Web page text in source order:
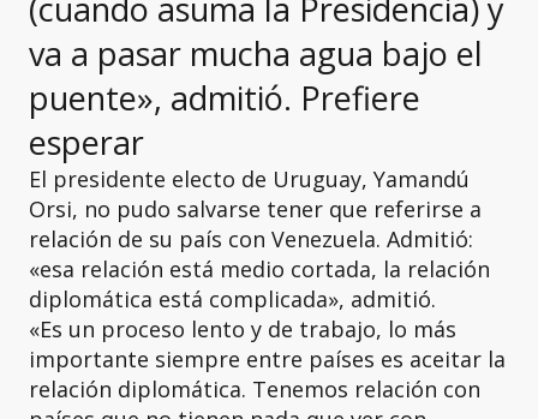
va a pasar mucha agua bajo el
puente», admitió. Prefiere
esperar
El presidente electo de Uruguay, Yamandú
Orsi, no pudo salvarse tener que referirse a
relación de su país con Venezuela. Admitió:
«esa relación está medio cortada, la relación
diplomática está complicada», admitió.
«Es un proceso lento y de trabajo, lo más
importante siempre entre países es aceitar la
relación diplomática. Tenemos relación con